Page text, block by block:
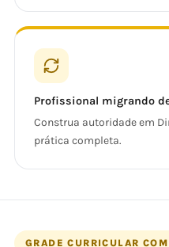
Profissional migrando
Construa autoridade em
prática completa.
GRADE CURRICULAR